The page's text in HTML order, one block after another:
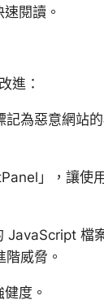
閱讀。
進：
為惡意網站
」，讓使
JavaScript 檔
威脅。
度。